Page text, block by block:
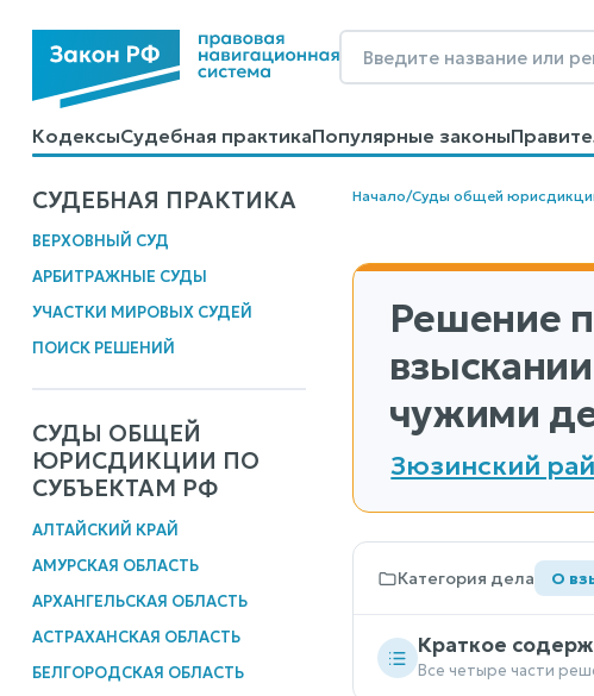
КодексыСудебная практикаПопулярные законы
КалькуляторыСправочные материалыОбразцы
СУДЕБНАЯ ПРАКТИКА
ВЕРХОВНЫЙ СУД
АРБИТРАЖНЫЕ СУДЫ
УЧАСТКИ МИРОВЫХ СУДЕЙ
ПОИСК РЕШЕНИЙ
СУДЫ ОБЩЕЙ
ЮРИСДИКЦИИ ПО
СУБЪЕКТАМ РФ
АЛТАЙСКИЙ КРАЙ
АМУРСКАЯ ОБЛАСТЬ
АРХАНГЕЛЬСКАЯ ОБЛАСТЬ
АСТРАХАНСКАЯ ОБЛАСТЬ
БЕЛГОРОДСКАЯ ОБЛАСТЬ
Начало/Суды общей
Решение
чужими
Зюзинский
Категория дела О
Краткое
Все четыре части